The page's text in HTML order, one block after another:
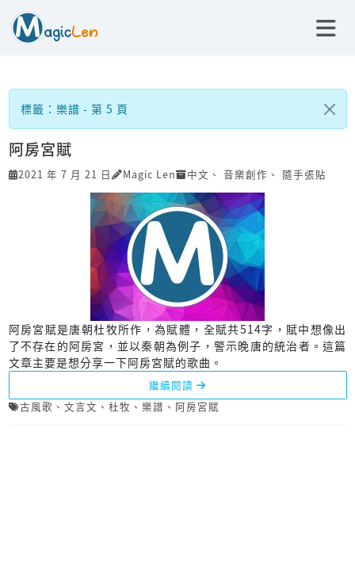
標籤：樂譜 - 第 5 頁
阿房宮賦
2021 年 7 月 21 日 Magic Len 中文 、 音樂創作 、 隨手張貼
阿房宮賦是唐朝杜牧所作，為賦體，全賦共514字，賦中想像出
了不存在的阿房宮，並以秦朝為例子，警示晚唐的統治者。這篇
文章主要是想分享一下阿房宮賦的歌曲。
繼續閱讀
古風歌 、 文言文 、 杜牧 、 樂譜 、 阿房宮賦